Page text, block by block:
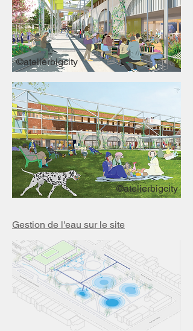
©atelierbigcity
©atelierbigcity
Gestion de l'eau sur le site